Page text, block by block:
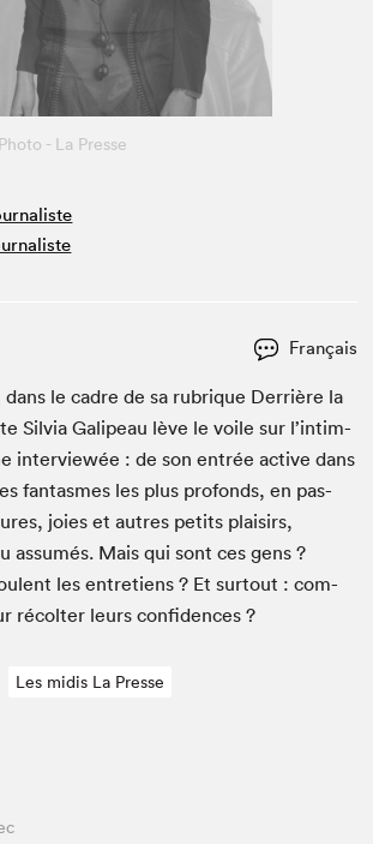
Français
le cadre de sa rubrique Der­rière la
Sil­via Gali­peau lève le voile sur l’in­tim­
inter­viewée : de son entrée active dans
fan­tasmes les plus pro­fonds, en pas­
joies et autres petits plaisirs,
assumés. Mais qui sont ces gens ?
les entre­tiens ? Et surtout : com­
récolter leurs confidences ?
Les midis La Presse